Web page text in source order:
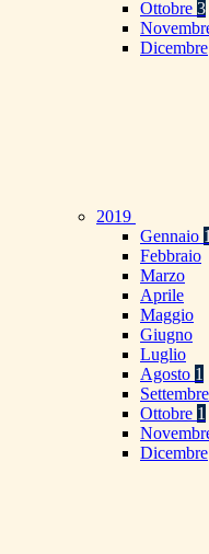
Ottobre 3
Dicembre
2019
Gennaio 1
Febbraio
Marzo
Aprile
Maggio
Giugno
Luglio
Agosto 1
Settembre
Ottobre 1
Dicembre